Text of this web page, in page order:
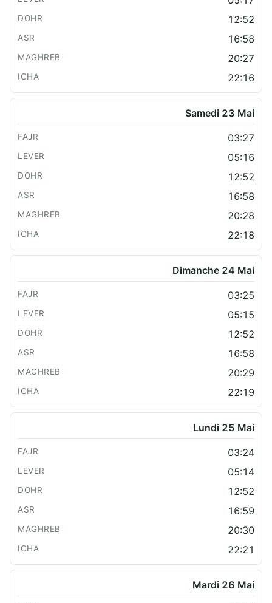
12:52
16:58
20:27
22:16
Samedi 23 Mai
03:27
05:16
12:52
16:58
20:28
22:18
Dimanche 24 Mai
03:25
05:15
12:52
16:58
20:29
22:19
Lundi 25 Mai
03:24
05:14
12:52
16:59
20:30
22:21
Mardi 26 Mai